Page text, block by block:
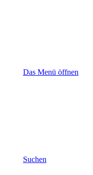
Das Menü öffnen
Suchen